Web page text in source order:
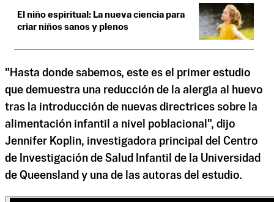
El niño espiritual: La nueva ciencia para
criar niños sanos y plenos
"Hasta donde sabemos, este es el primer estudio
que demuestra una reducción de la alergia al huevo
tras la introducción de nuevas directrices sobre la
alimentación infantil a nivel poblacional", dijo
Jennifer Koplin, investigadora principal del Centro
de Investigación de Salud Infantil de la Universidad
de Queensland y una de las autoras del estudio.